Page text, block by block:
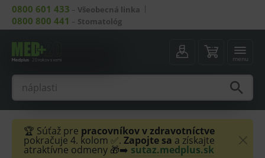
0800 601 433 – Všeobecná linka
0800 800 441 – Stomatológ
menu
🏆 Súťaž pre pracovníkov v zdravotníctve
pokračuje 4. kolom ✅. Zapojte sa a získajte
atraktívne odmeny 🎁➡️ sutaz.medplus.sk